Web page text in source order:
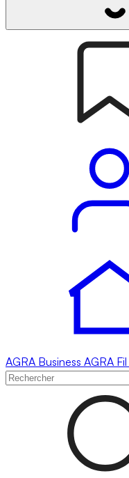
AGRA Business AGRA Fil